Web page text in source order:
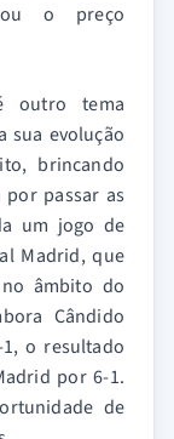
o preço
outro tema
sua evolução
brincando
por passar as
um jogo de
Madrid, que
âmbito do
Cândido
o resultado
por 6-1.
de